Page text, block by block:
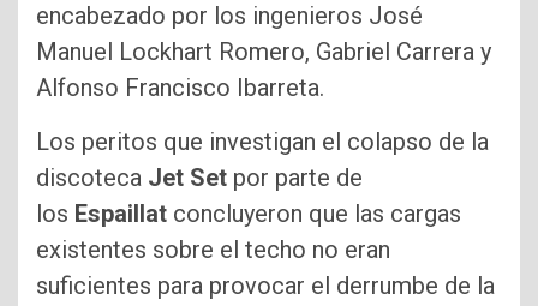
encabezado por los ingenieros José
Manuel Lockhart Romero, Gabriel Carrera y
Alfonso Francisco Ibarreta.
Los peritos que investigan el colapso de la
discoteca Jet Set por parte de
los Espaillat concluyeron que las cargas
existentes sobre el techo no eran
suficientes para provocar el derrumbe de la